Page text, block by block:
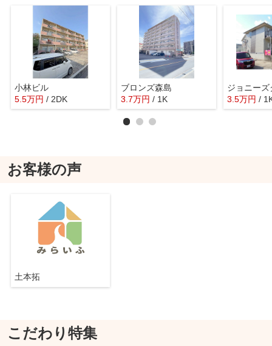
小林ビル
5.5万円 / 2DK
ブロンズ森島
3.7万円 / 1K 3.5万円 /
お客様の声
土本拓
こだわり特集